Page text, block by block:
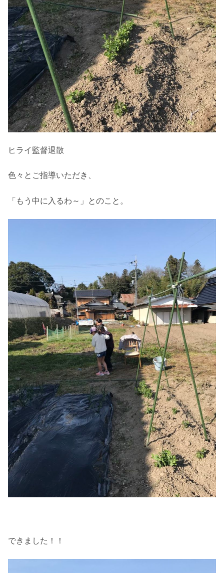
ヒライ監督退散
色々とご指導いただき、
「もう中に入るわ～」とのこと。
できました！！